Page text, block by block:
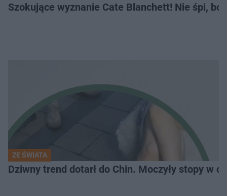
Szokujące wyznanie Cate Blanchett! Nie śpi, bo
ZE ŚWIATA
Dziwny trend dotarł do Chin. Moczyły stopy w